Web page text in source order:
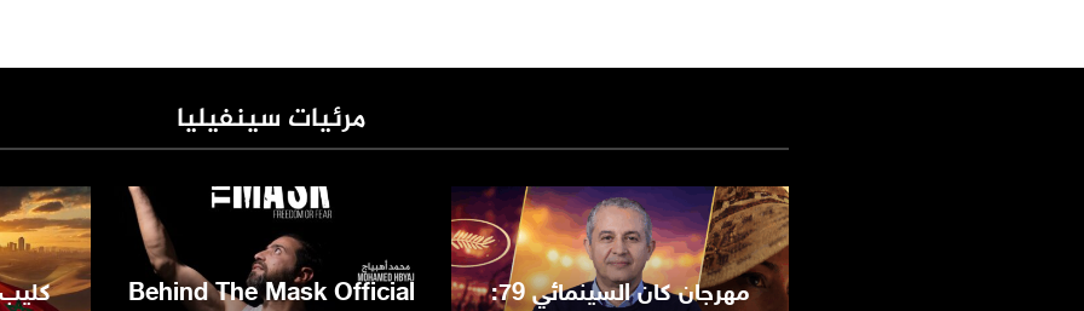
مرئيات سينفيليا
مهرجان كان السينمائي 79:
Behind The Mask Official